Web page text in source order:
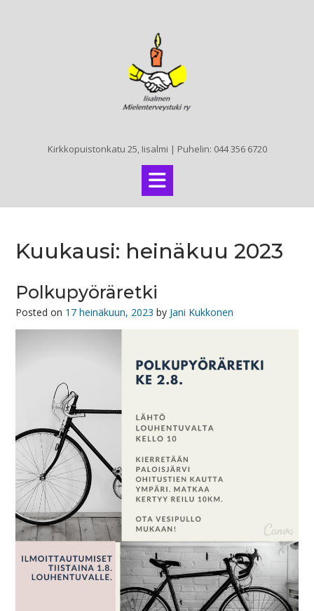
Kirkkopuistonkatu 25, Iisalmi | Puhelin: 044 356 6720
Kuukausi: heinäkuu 2023
Polkupyöräretki
Posted on 17 heinäkuun, 2023 by Jani Kukkonen